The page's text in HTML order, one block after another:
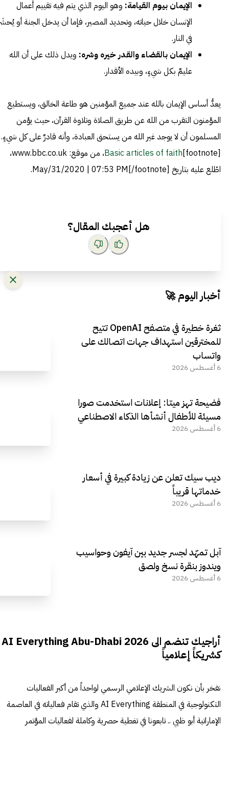
الإيمان بيوم القيامة: وهو اليوم الذي يتم فيه تقييم أعمال
الإنسان خلال حياته، وتحديد المصير، فإما أن يدخل الجنة أو
في النار.
الإيمان بالقضاء والقدر خيره وشره: ويدل ذلك على أن الله
عليمٌ بكل شيءٍ، وبيده الأقدار.
يعدُّ أساس الإيمان بالله عند جميع المؤمنين هو طاعة الخالق، ويستطيع
المؤمنون التقرب من الله عن طريق الصلاة وتلاوة القرآن، حيث يؤمن
المسلمون أن لا يوجد غير الله من يستحق العبادة، وأنه قادرٌ على كل شيءٍ.
[footnote]
Basic articles of faith
، من موقع: www.bbc.co.uk،
اطّلع عليه بتاريخ May/31/2020 | 07:53 PM[/footnote].
هل أعجبك المقال؟
أخبار اليوم 🚀
ثغرة خطيرة في متصفح OpenAI تتيح
للمخترقين استهداف جهات اتصالك على
واتساب
6 أغسطس 2026
فضيحة تهز ميتا: إعلانات استخدمت صورا
مسيئة للأطفال أنشأها الذكاء الاصطناعي
6 أغسطس 2026
ديب سيك تعلن عن زيادة كبيرة في أسعار
خدماتها قريباً
6 أغسطس 2026
آبل تمهّد لجسر جديد بين آيفون وحواسيب
ويندوز بنقرة نسخ ولصق
6 أغسطس 2026
أراجيك تنضم الى AI Everything Abu-Dhabi 2026
كشريكاً إعلامياً
نفخر بأن نكون الشريك الإعلامي الرسمي لواحداً من أكبر الفعاليات
التكنولوجية في المنطقة AI Everything والذي تقام فعالياته في العاصمة
الإماراتية أبو ظبي .. تابعونا في تغطية حصرية وكاملة لفعاليات المؤتمر